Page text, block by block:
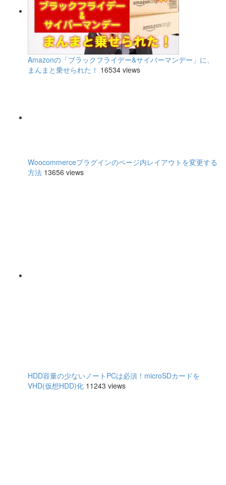
Amazonの「ブラックフライデー&サイバーマンデー」に、
まんまと乗せられた！ 16534 views
Woocommerceプラグインのページ内レイアウトを変更する
方法 13656 views
HDD容量の少ないノートPCは必須！microSDカードを
VHD(仮想HDD)化 11243 views